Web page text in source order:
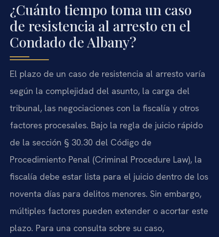
¿Cuánto tiempo toma un caso
de resistencia al arresto en el
Condado de Albany?
El plazo de un caso de resistencia al arresto varía
según la complejidad del asunto, la carga del
tribunal, las negociaciones con la fiscalía y otros
factores procesales. Bajo la regla de juicio rápido
de la sección § 30.30 del Código de
Procedimiento Penal (Criminal Procedure Law), la
fiscalía debe estar lista para el juicio dentro de los
noventa días para delitos menores. Sin embargo,
múltiples factores pueden extender o acortar este
plazo. Para una consulta sobre su caso,